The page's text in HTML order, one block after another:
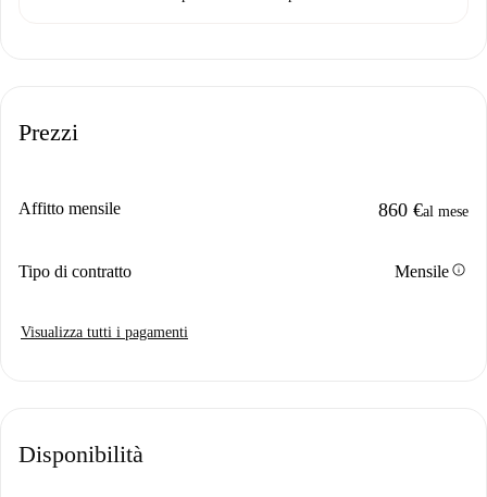
Prezzi
Affitto mensile 860 €al mese
Tipo di contratto Mensileinfo
Visualizza tutti i pagamenti
Disponibilità